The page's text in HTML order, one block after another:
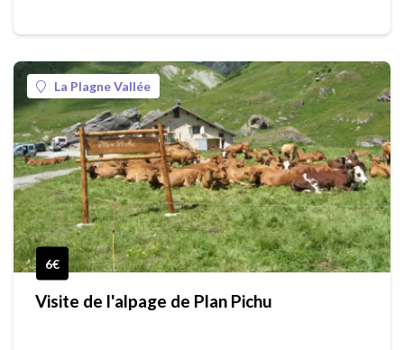
La Plagne Vallée
6€
Visite de l'alpage de Plan Pichu